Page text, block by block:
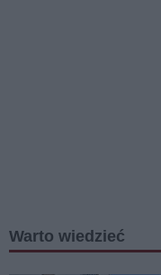
Warto wiedzieć